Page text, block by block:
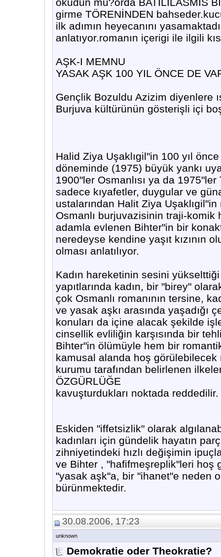
girme TÖRENİNDEN
ilk adımın heyecanını
anlatıyor.romanın içerigi ile ilgili
AŞK-I MEMNU
YASAK AŞK 100 YIL ÖNCE DE
Gençlik Bozuldu Azizim diyenlere
Burjuva kültürünün gösterişli içi
Halid Ziya Uşaklıgil"in 100 yıl
döneminde (1975) büyük yankı
1900"ler Osmanlısı ya da
sadece kıyafetler, duygular ve
ustalarından Halit Ziya
Osmanlı burjuvazisinin traji-
adamla evlenen Bihter"in bir
neredeyse kendine yaşıt kızının
olması anlatılıyor.
Kadın hareketinin sesini
yapıtlarında kadın, bir "birey"
çok Osmanlı romanının tersine,
ve yasak aşkı arasında yaşadığı
konuları da içine alacak şekilde
cinsellik evliliğin karşısında bir
Bihter"in ölümüyle hem bir
kamusal alanda hoş görülebilecek
kurumu tarafından belirlenen
ÖZGÜRLÜĞE
kavuşturdukları noktada reddedilir.
Eskiden "iffetsizlik" olarak
kadınları için gündelik hayatın
zihniyetindeki hızlı değişimin
ve Bihter , "hafifmeşreplik"leri hoş
"yasak aşk"a, bir "ihanet"e neden
bürünmektedir.
30.08.2006, 17:23
unknown
Demokratie oder Theokratie?